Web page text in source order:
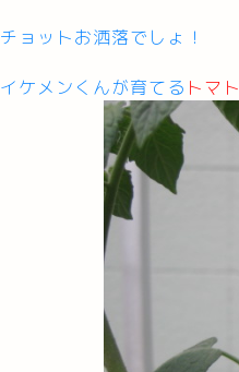
チョットお洒落でしょ！
イケメンくんが育てる トマト